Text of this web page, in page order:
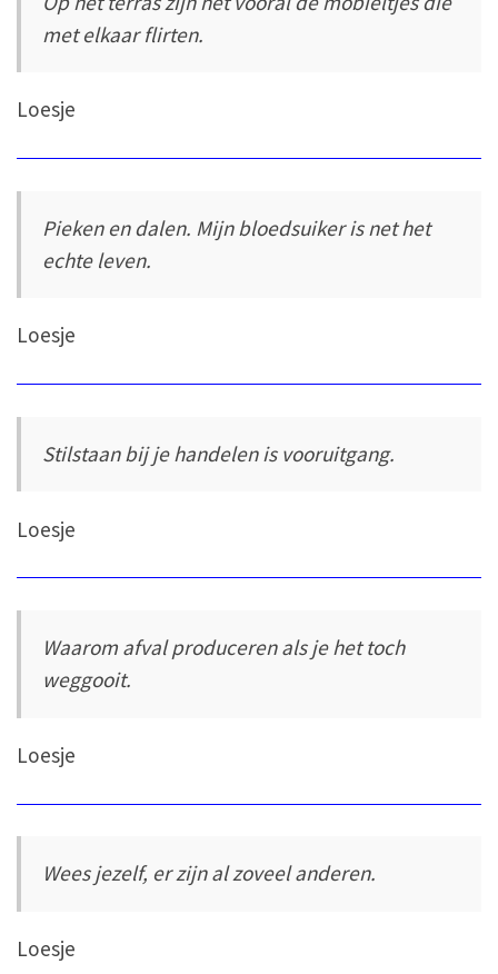
met elkaar flirten.
Loesje
Pieken en dalen. Mijn bloedsuiker is net het
echte leven.
Loesje
Stilstaan bij je handelen is vooruitgang.
Loesje
Waarom afval produceren als je het toch
weggooit.
Loesje
Wees jezelf, er zijn al zoveel anderen.
Loesje